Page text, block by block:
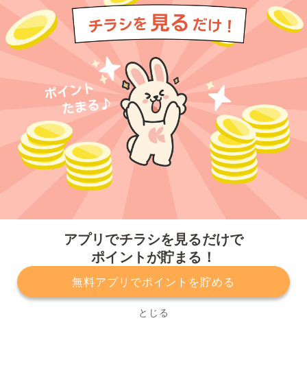
アプリでチラシを見るだけで
ポイントが貯まる！
無料アプリでポイントを貯める
とじる
プライバシーポリシー 利用規約
運営会社
サービスに関してのお問い合わせ